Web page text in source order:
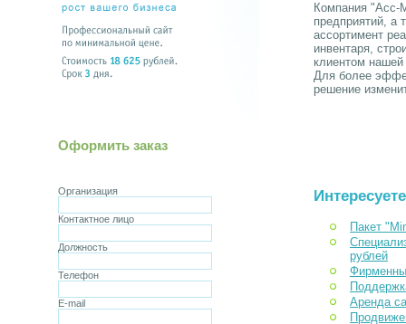
Оформить заказ
Организация
Контактное лицо
Должность
Телефон
E-mail
Компания "Асс-
предприятий, а
ассортимент
инвентаря,
клиентом
Для более
решение
Пакет
рублей
Аренда